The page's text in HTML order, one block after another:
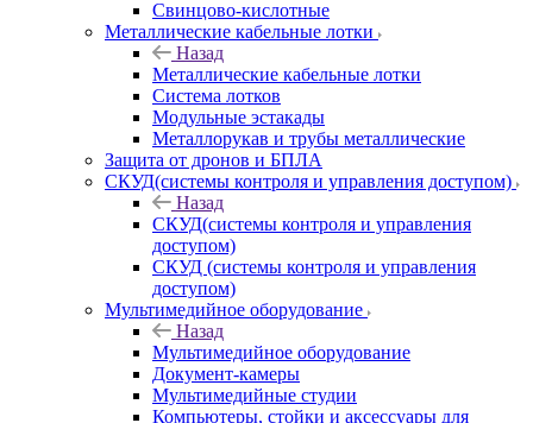
Свинцово-кислотные
Металлические кабельные лотки
Назад
Металлические кабельные лотки
Система лотков
Модульные эстакады
Металлорукав и трубы металлические
Защита от дронов и БПЛА
СКУД(системы контроля и управления доступом)
Назад
СКУД(системы контроля и управления
доступом)
СКУД (системы контроля и управления
доступом)
Мультимедийное оборудование
Назад
Мультимедийное оборудование
Документ-камеры
Мультимедийные студии
Компьютеры, стойки и аксессуары для